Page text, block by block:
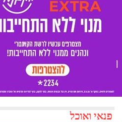
פנאי ואוכל